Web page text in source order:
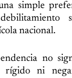
simple
nacional.
no
rígido ni